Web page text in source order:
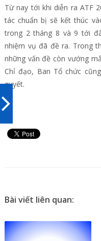
Từ nay tới khi diễn ra ATF
tác chuẩn bị sẽ kết thúc
trong 2 tháng 8 và 9 tới
nhiệm vụ đã đề ra. Trong
những vấn đề còn vướng
Chỉ đạo, Ban Tổ chức
quyết.
Bài viết liên quan: